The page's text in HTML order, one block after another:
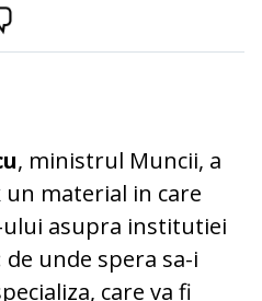
, ministrul Muncii, a
un material in care
ului asupra institutiei
unde spera sa-i
care va fi